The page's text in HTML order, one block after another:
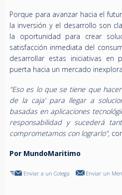
Porque para avanzar hacia el
la inversión y el desarrollo son
la oportunidad para crear
satisfacción inmediata del
desarrollar estas iniciativas en
puerta hacia un mercado
"Eso es lo que se tiene que
de la caja’ para llegar a
basadas en aplicaciones
responsabilidad y sucederá
comprometamos con lograrlo",
Por MundoMaritimo
Enviar a un Colega Enviar un